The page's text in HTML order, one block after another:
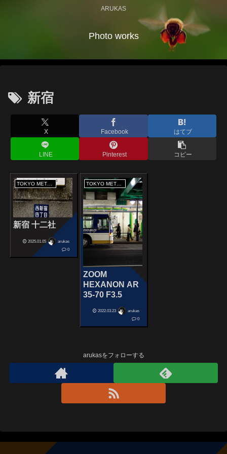
ARUKAS
Photo works
新宿
X Facebook はてブ
LINE Pinterest コピー
TOKYO METROPOLITAN CITY
新宿 十二社
2025.01.05
arukas
0
ZOOM
HEXANON AR
35-70 F3.5
2022.03.23
arukas
0
arukasをフォローする